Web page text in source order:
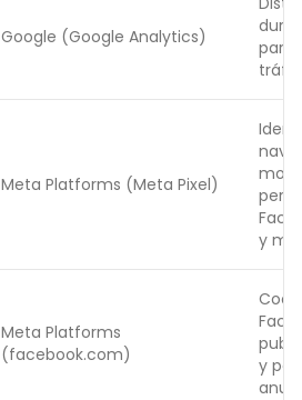
Google (Google Analytics)
para
Meta Platforms (Meta Pixel)
y
Meta Platforms
(facebook.com)
y